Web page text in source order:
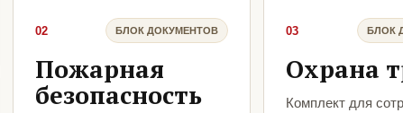
02 БЛОК ДОКУМЕНТОВ
Пожарная
безопасность
03 БЛОК
Охрана
Комплект для